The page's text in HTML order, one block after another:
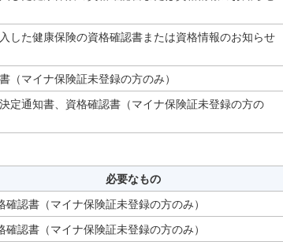
した健康保険の資格確認書または資格情報のお知らせ
（マイナ保険証未登録の方のみ）
定通知書、資格確認書（マイナ保険証未登録の方の
必要なもの
確認書（マイナ保険証未登録の方のみ）
確認書（マイナ保険証未登録の方のみ）